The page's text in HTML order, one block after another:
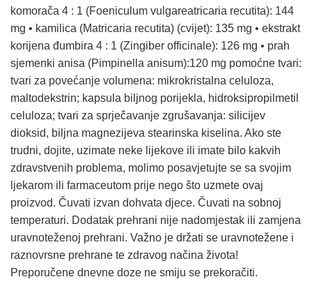
komorača 4 : 1 (Foeniculum vulgareatricaria recutita): 144
mg • kamilica (Matricaria recutita) (cvijet): 135 mg • ekstrakt
korijena đumbira 4 : 1 (Zingiber officinale): 126 mg • prah
sjemenki anisa (Pimpinella anisum):120 mg pomoćne tvari:
tvari za povećanje volumena: mikrokristalna celuloza,
maltodekstrin; kapsula biljnog porijekla, hidroksipropilmetil
celuloza; tvari za sprječavanje zgrušavanja: silicijev
dioksid, biljna magnezijeva stearinska kiselina. Ako ste
trudni, dojite, uzimate neke lijekove ili imate bilo kakvih
zdravstvenih problema, molimo posavjetujte se sa svojim
ljekarom ili farmaceutom prije nego što uzmete ovaj
proizvod. Čuvati izvan dohvata djece. Čuvati na sobnoj
temperaturi. Dodatak prehrani nije nadomjestak ili zamjena
uravnoteženoj prehrani. Važno je držati se uravnotežene i
raznovrsne prehrane te zdravog načina života!
Preporučene dnevne doze ne smiju se prekoračiti.